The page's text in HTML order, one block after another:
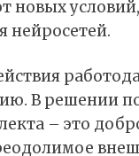
новых
нейросетей.
В решении
– это